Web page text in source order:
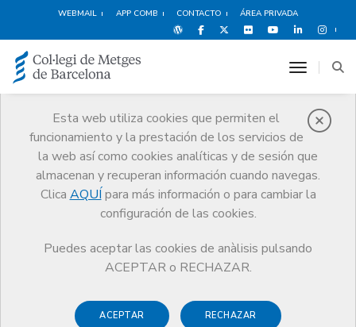
WEBMAIL APP COMB CONTACTO ÁREA PRIVADA
Esta web utiliza cookies que permiten el
funcionamiento y la prestación de los servicios de
la web así como cookies analíticas y de sesión que
almacenan y recuperan información cuando navegas.
Clica AQUÍ para más información o para cambiar la
configuración de las cookies.
Puedes aceptar las cookies de anàlisis pulsando
ACEPTAR o RECHAZAR.
ACEPTAR RECHAZAR
toggle
Médicos
Trámites Baja de colegiación
colegiación